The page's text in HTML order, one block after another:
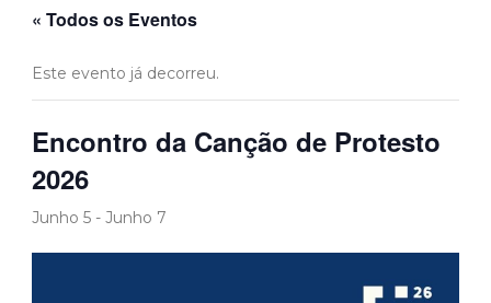
« Todos os Eventos
Este evento já decorreu.
Encontro da Canção de Protesto
2026
Junho 5 - Junho 7